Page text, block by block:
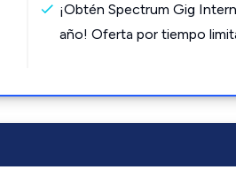
¡Obtén Spectrum Gig
año! Oferta por tiempo